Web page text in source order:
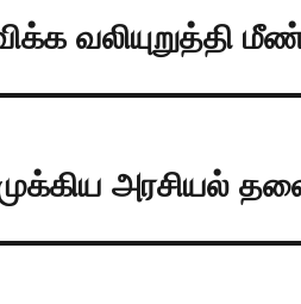
வலியுறுத்தி
அரசியல்